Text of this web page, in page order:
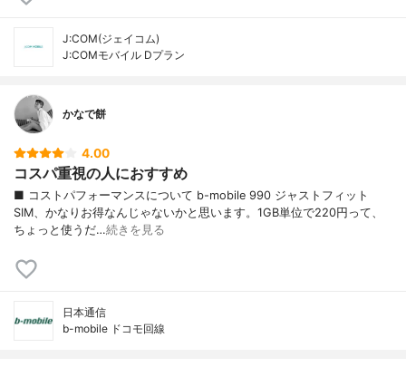
J:COM(ジェイコム)
J:COMモバイル Dプラン
かなで餅
4.00
コスパ重視の人におすすめ
■ コストパフォーマンスについて b-mobile 990 ジャストフィット
SIM、かなりお得なんじゃないかと思います。1GB単位で220円って、
ちょっと使うだ…続きを見る
日本通信
b-mobile ドコモ回線